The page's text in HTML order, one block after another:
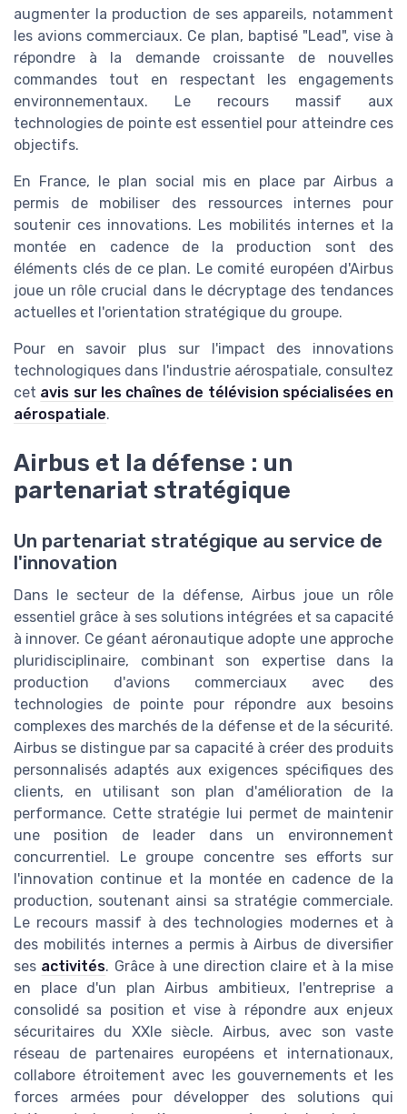
augmenter la production de ses appareils, notamment
les avions commerciaux. Ce plan, baptisé "Lead", vise à
répondre à la demande croissante de nouvelles
commandes tout en respectant les engagements
environnementaux. Le recours massif aux
technologies de pointe est essentiel pour atteindre ces
objectifs.
En France, le plan social mis en place par Airbus a
permis de mobiliser des ressources internes pour
soutenir ces innovations. Les mobilités internes et la
montée en cadence de la production sont des
éléments clés de ce plan. Le comité européen d'Airbus
joue un rôle crucial dans le décryptage des tendances
actuelles et l'orientation stratégique du groupe.
Pour en savoir plus sur l'impact des innovations
technologiques dans l'industrie aérospatiale, consultez
cet avis sur les chaînes de télévision spécialisées en
aérospatiale.
Airbus et la défense : un
partenariat stratégique
Un partenariat stratégique au service de
l'innovation
Dans le secteur de la défense, Airbus joue un rôle
essentiel grâce à ses solutions intégrées et sa capacité
à innover. Ce géant aéronautique adopte une approche
pluridisciplinaire, combinant son expertise dans la
production d'avions commerciaux avec des
technologies de pointe pour répondre aux besoins
complexes des marchés de la défense et de la sécurité.
Airbus se distingue par sa capacité à créer des produits
personnalisés adaptés aux exigences spécifiques des
clients, en utilisant son plan d'amélioration de la
performance. Cette stratégie lui permet de maintenir
une position de leader dans un environnement
concurrentiel. Le groupe concentre ses efforts sur
l'innovation continue et la montée en cadence de la
production, soutenant ainsi sa stratégie commerciale.
Le recours massif à des technologies modernes et à
des mobilités internes a permis à Airbus de diversifier
ses activités. Grâce à une direction claire et à la mise
en place d'un plan Airbus ambitieux, l'entreprise a
consolidé sa position et vise à répondre aux enjeux
sécuritaires du XXIe siècle. Airbus, avec son vaste
réseau de partenaires européens et internationaux,
collabore étroitement avec les gouvernements et les
forces armées pour développer des solutions qui